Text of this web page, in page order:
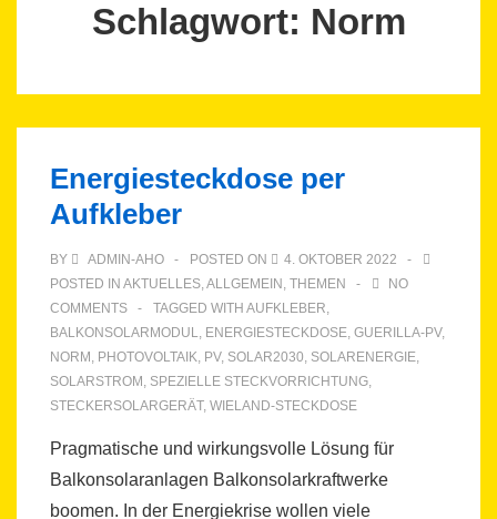
Schlagwort: Norm
Energiesteckdose per
Aufkleber
BY ADMIN-AHO POSTED ON
4. OKTOBER 2022
POSTED IN AKTUELLES,ALLGEMEIN , THEMEN
NO
COMMENTS
TAGGED WITH AUFKLEBER,
BALKONSOLARMODUL, ENERGIESTECKDOSE, GUERILLA-PV,
NORM , PHOTOVOLTAIK, PV, SOLAR2030, SOLARENERGIE,
SOLARSTROM , SPEZIELLE STECKVORRICHTUNG,
STECKERSOLARGERÄT, WIELAND-STECKDOSE
Pragmatische und wirkungsvolle Lösung für
Balkonsolaranlagen Balkonsolarkraftwerke
boomen. In der Energiekrise wollen viele